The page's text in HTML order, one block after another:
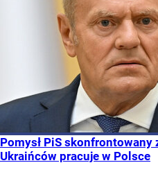
Pomysł PiS
Ukraińców pracuje w Polsce